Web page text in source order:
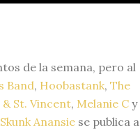
de la semana, pero al
Band, Hoobastank, The
St. Vincent, Melanie Cy
Skunk Anansie se publica a